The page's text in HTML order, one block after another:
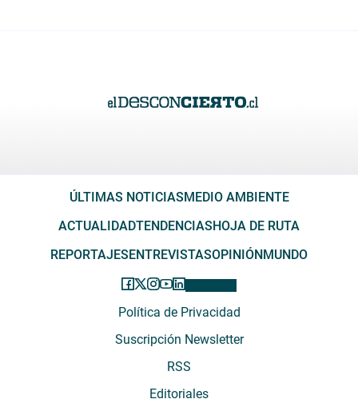
ÚLTIMAS NOTICIAS MEDIO AMBIENTE
ACTUALIDADTENDENCIAS HOJA DE RUTA
REPORTAJES ENTREVISTASOPINIÓN MUNDO
Política de Privacidad
Suscripción Newsletter
RSS
Editoriales